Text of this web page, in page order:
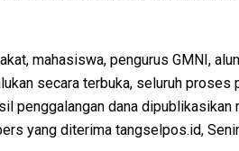
mahasiswa, pengurus GMNI,
secara terbuka, seluruh proses
penggalangan dana dipublikasikan
yang diterima tangselpos.id,